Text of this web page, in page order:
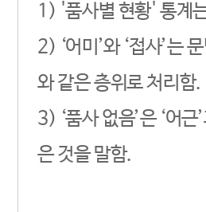
1) '품사별 현황' 통계
2) ‘어미’와 ‘접사’는
와 같은 층위로 처리함.
3) ‘품사 없음’은 ‘어
은 것을 말함.